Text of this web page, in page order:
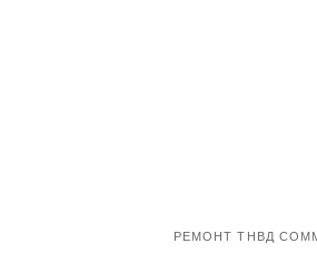
РЕМОНТ ТНВД